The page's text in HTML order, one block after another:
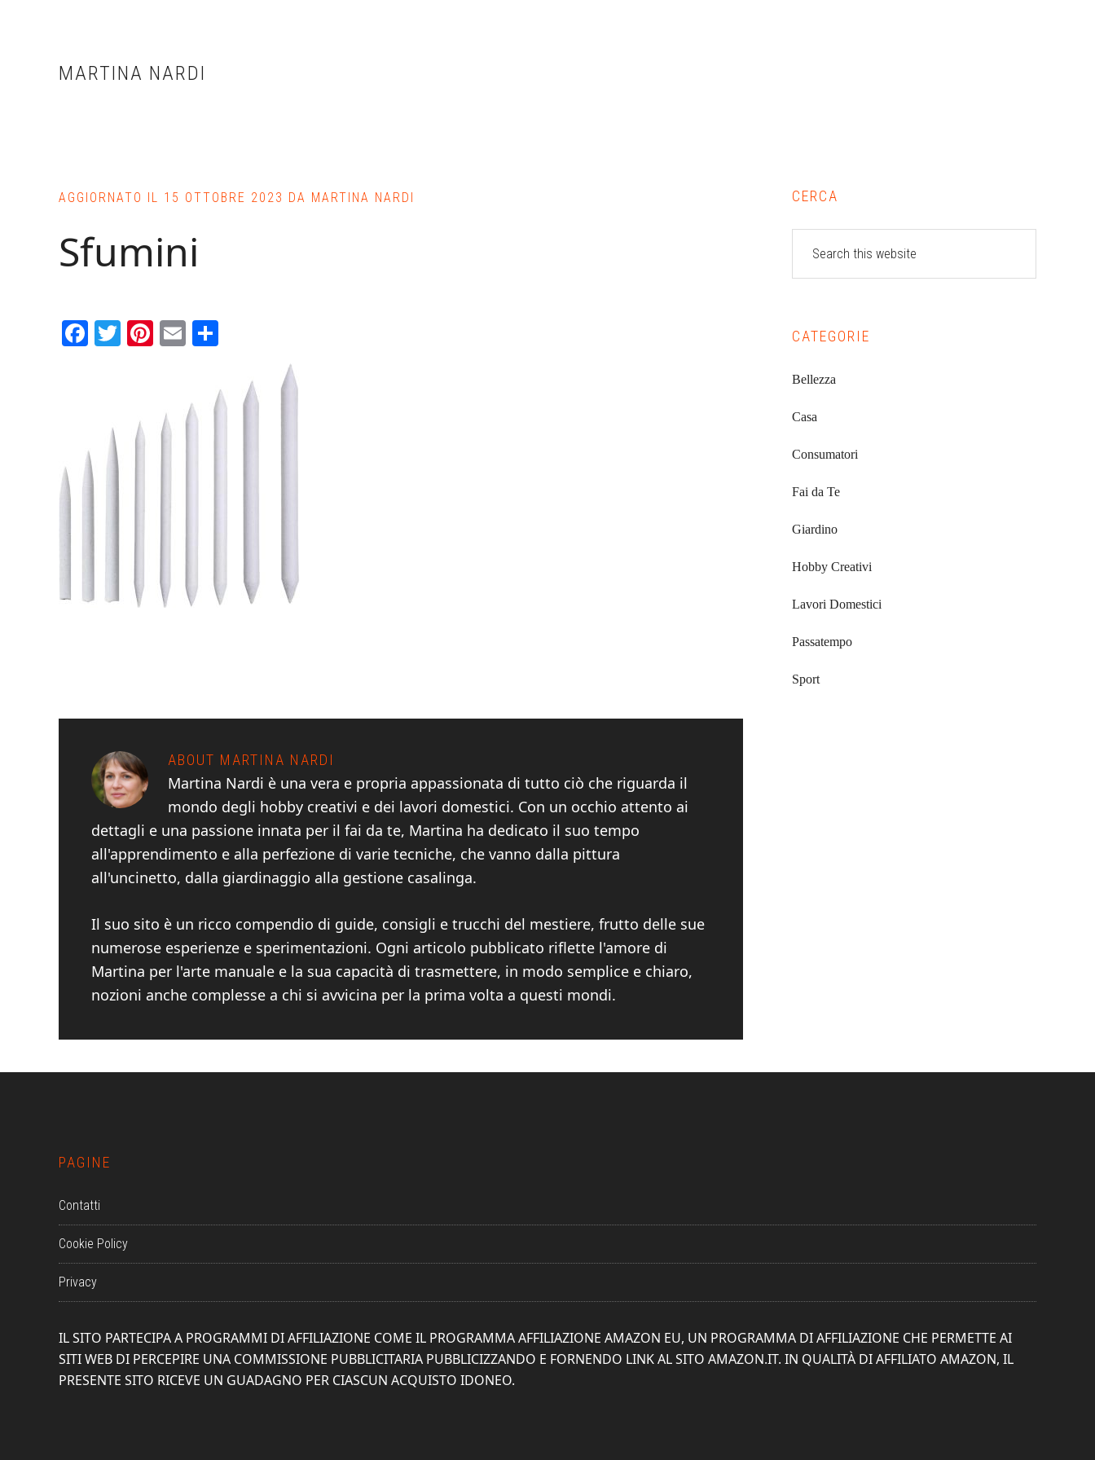
MARTINA NARDI
AGGIORNATO IL 15 OTTOBRE 2023 DA MARTINA NARDI
Sfumini
Facebook
TwitterPinterest
Email
ABOUT MARTINA NARDI
Martina Nardi è una vera e propria appassionata di tutto ciò che riguarda il
mondo degli hobby creativi e dei lavori domestici. Con un occhio attento ai
dettagli e una passione innata per il fai da te, Martina ha dedicato il suo tempo
all'apprendimento e alla perfezione di varie tecniche, che vanno dalla pittura
all'uncinetto, dalla giardinaggio alla gestione casalinga.
Il suo sito è un ricco compendio di guide, consigli e trucchi del mestiere, frutto delle sue
numerose esperienze e sperimentazioni. Ogni articolo pubblicato riflette l'amore di
Martina per l'arte manuale e la sua capacità di trasmettere, in modo semplice e chiaro,
nozioni anche complesse a chi si avvicina per la prima volta a questi mondi.
Primary
Sidebar
CERCA
website
CATEGORIE
Bellezza
Casa
Consumatori
Fai da Te
Giardino
Hobby Creativi
Lavori Domestici
Passatempo
Sport
PAGINE
Contatti
Cookie Policy
Privacy
IL SITO PARTECIPA A PROGRAMMI DI AFFILIAZIONE COME IL PROGRAMMA AFFILIAZIONE AMAZON EU, UN PROGRAMMA DI AFFILIAZIONE CHE PERMETTE AI
SITI WEB DI PERCEPIRE UNA COMMISSIONE PUBBLICITARIA PUBBLICIZZANDO E FORNENDO LINK AL SITO AMAZON.IT. IN QUALITÀ DI AFFILIATO AMAZON, IL
PRESENTE SITO RICEVE UN GUADAGNO PER CIASCUN ACQUISTO IDONEO.